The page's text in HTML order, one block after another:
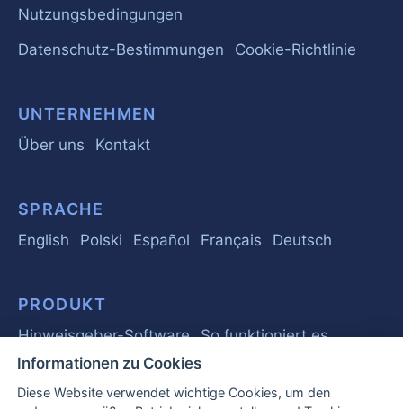
Nutzungsbedingungen
Datenschutz-Bestimmungen
Cookie-Richtlinie
UNTERNEHMEN
Über uns Kontakt
SPRACHE
English Polski Español Français Deutsch
PRODUKT
Hinweisgeber-Software So funktioniert es
RATGEBER
Informationen zu Cookies
Diese Website verwendet wichtige Cookies, um den